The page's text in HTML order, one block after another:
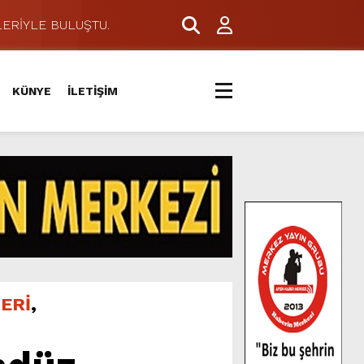
BULUŞTU.
KÜNYE İLETİŞİM
,